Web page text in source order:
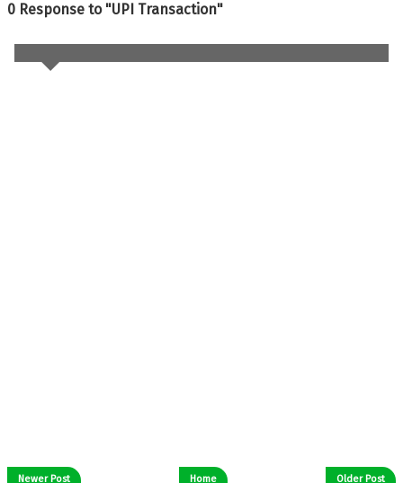
0 Response to "UPI Transaction"
Newer Post Older Post
Home